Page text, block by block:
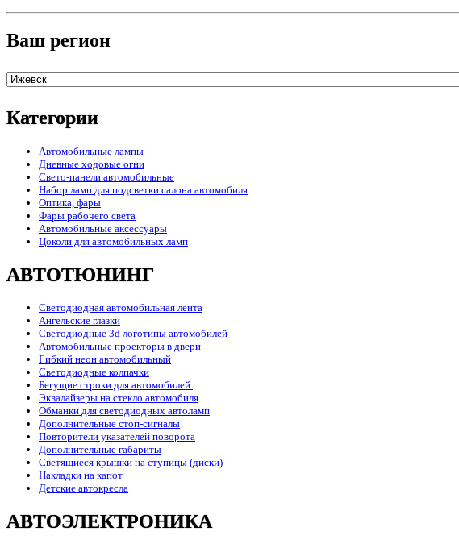
Ваш регион
Категории
Автомобильные лампы
Дневные ходовые огни
Свето-панели автомобильные
Набор ламп для подсветки салона автомобиля
Оптика, фары
Фары рабочего света
Автомобильные аксессуары
Цоколи для автомобильных ламп
АВТОТЮНИНГ
Светодиодная автомобильная лента
Ангельские глазки
Светодиодные 3d логотипы автомобилей
Автомобильные проекторы в двери
Гибкий неон автомобильный
Светодиодные колпачки
Бегущие строки для автомобилей.
Эквалайзеры на стекло автомобиля
Обманки для светодиодных автоламп
Дополнительные стоп-сигналы
Повторители указателей поворота
Дополнительные габариты
Светящиеся крышки на ступицы (диски)
Накладки на капот
Детские автокресла
АВТОЭЛЕКТРОНИКА